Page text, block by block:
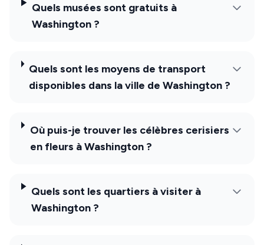
Quels musées sont gratuits à
Washington ?
Quels sont les moyens de transport
disponibles dans la ville de Washington ?
Où puis-je trouver les célèbres cerisiers
en fleurs à Washington ?
Quels sont les quartiers à visiter à
Washington ?